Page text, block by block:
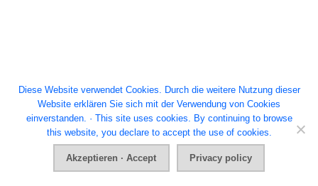
Diese Website verwendet Cookies. Durch die weitere Nutzung dieser
Website erklären Sie sich mit der Verwendung von Cookies
einverstanden. · This site uses cookies. By continuing to browse
this website, you declare to accept the use of cookies.
Akzeptieren · Accept Privacy policy